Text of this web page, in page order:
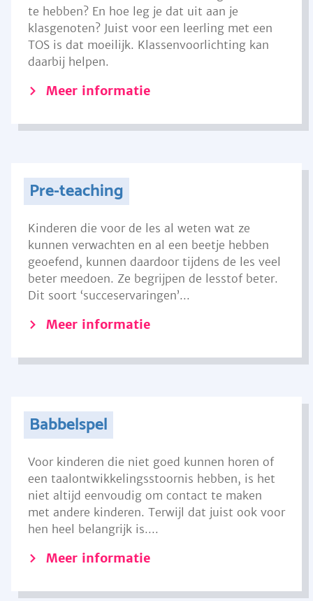
te hebben? En hoe leg je dat uit aan je
klasgenoten? Juist voor een leerling met een
TOS is dat moeilijk. Klassenvoorlichting kan
daarbij helpen.
Meer informatie
Pre-teaching
Kinderen die voor de les al weten wat ze
kunnen verwachten en al een beetje hebben
geoefend, kunnen daardoor tijdens de les veel
beter meedoen. Ze begrijpen de lesstof beter.
Dit soort ‘succeservaringen’...
Meer informatie
Babbelspel
Voor kinderen die niet goed kunnen horen of
een taalontwikkelingsstoornis hebben, is het
niet altijd eenvoudig om contact te maken
met andere kinderen. Terwijl dat juist ook voor
hen heel belangrijk is....
Meer informatie